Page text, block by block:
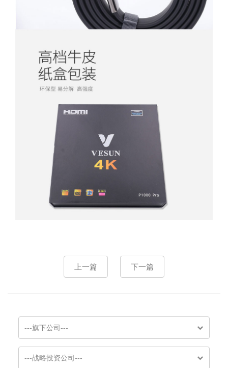
上一篇 下一篇
---旗下公司---
---战略投资公司---